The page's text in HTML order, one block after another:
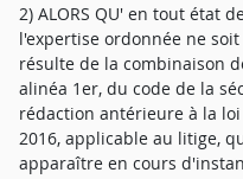
2) ALORS QU' en tout état
l'expertise ordonnée ne
résulte de la combinaison
alinéa 1er, du code de la
rédaction antérieure à la
2016, applicable au litige,
apparaître en cours